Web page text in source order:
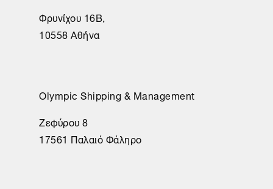
Φρυνίχου 16Β,
10558 Αθήνα
Olympic Shipping & Management
Ζεφύρου 8
17561 Παλαιό Φάληρο